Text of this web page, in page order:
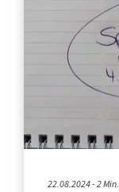
22.08.2024 - 2 Min.